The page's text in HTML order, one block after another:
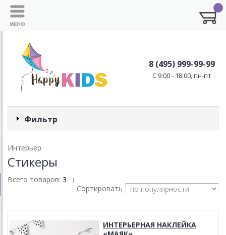
8 (495) 999-99-99
C 9:00 - 18:00, пн-пт
Фильтр
Интерьер
Стикеры
Всего товаров: 3 |
Сортировать
ИНТЕРЬЕРНАЯ НАКЛЕЙКА